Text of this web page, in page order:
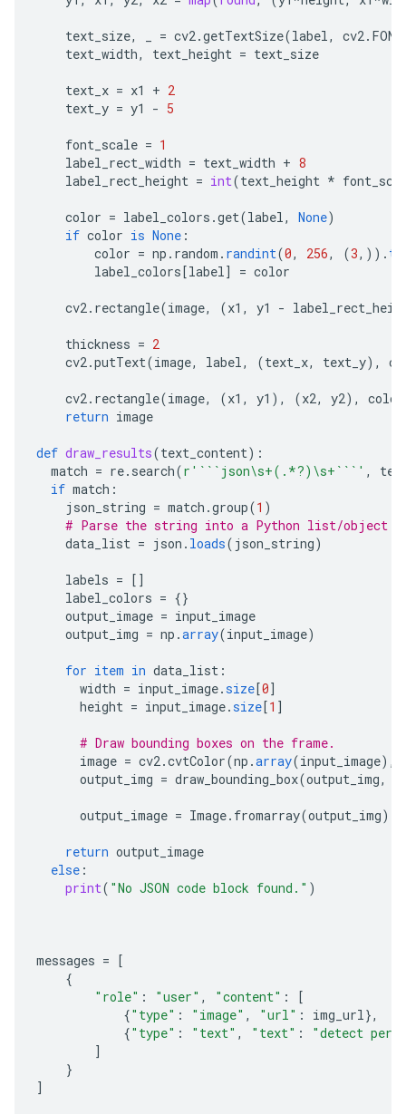
text_size, = cv2.getTextSize(label, cv2.
text_width, text_height = text_size
text_x = x1 + 2
text_y = y1 - 5
font_scale = 1
label_rect_width = text_width + 8
label_rect_height = int(text_height *
color = label_colors .get(label, None)
if color is None :
color = np . random . randint(0, 256, (3,)) .
label_colors[label] = color
cv2. rectangle(image, (x1 , y1 -
thickness = 2
cv2.putText(image, label, (text_x, text_y),
cv2. rectangle(image, (x1 , y1 ), (x2, y2), color
return image
def draw_results(text_content):
match = re. search(r '```json\s+(.*?)\s+```' ,
if match :
json_string = match .group(1 )
# Parse the string into a Python list/object
data_list = json . loads( json_string)
labels = []
label_colors = {}
output_image = input_image
output_img = np .array(input_image)
for item in data_list :
width = input_image.size[0]
height = input_image.size[1 ]
# Draw bounding boxes on the frame.
image = cv2.cvtColor(np .array(input_image),
output_img = draw_bounding_box(output_img,
output_image = Image. fromarray(output_img)
return output_image
else :
print( "No JSON code block found." )
messages = [
{
"role" : "user" , "content" :
[
{"type" : "image" , "url" : img_url},
{"type" : "text" , "text" :
"detect
]
}
]